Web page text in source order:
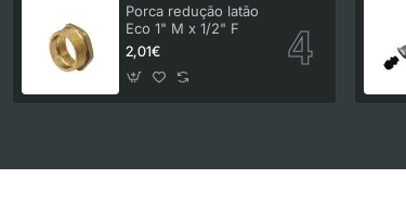
Porca redução latão
Eco 1" M x 1/2" F
2,01€